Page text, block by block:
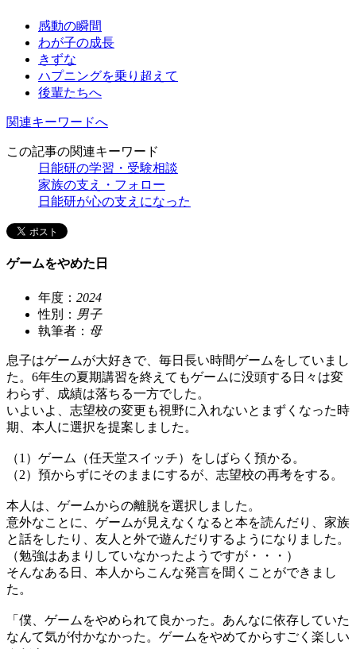
感動の瞬間
わが子の成長
きずな
ハプニングを乗り超えて
後輩たちへ
関連キーワードへ
この記事の関連キーワード
日能研の学習・受験相談
家族の支え・フォロー
日能研が心の支えになった
ゲームをやめた日
年度： 2024
性別： 男子
執筆者： 母
息子はゲームが大好きで、毎日長い時間ゲームをしていまし
た。6年生の夏期講習を終えてもゲームに没頭する日々は変
わらず、成績は落ちる一方でした。
いよいよ、志望校の変更も視野に入れないとまずくなった時
期、本人に選択を提案しました。
（1）ゲーム（任天堂スイッチ）をしばらく預かる。
（2）預からずにそのままにするが、志望校の再考をする。
本人は、ゲームからの離脱を選択しました。
意外なことに、ゲームが見えなくなると本を読んだり、家族
と話をしたり、友人と外で遊んだりするようになりました。
（勉強はあまりしていなかったようですが・・・）
そんなある日、本人からこんな発言を聞くことができまし
た。
「僕、ゲームをやめられて良かった。あんなに依存していた
なんて気が付かなかった。ゲームをやめてからすごく楽しい